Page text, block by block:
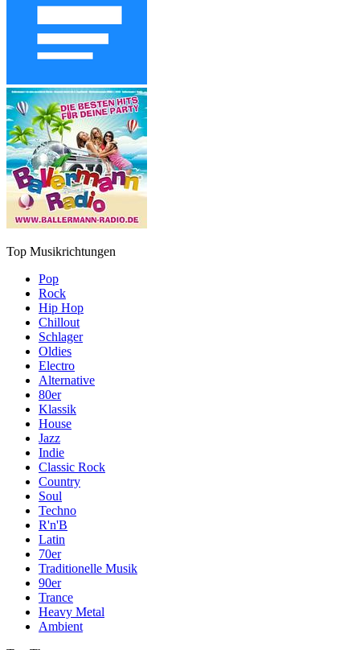
Top Musikrichtungen
Pop
Rock
Hip Hop
Chillout
Schlager
Oldies
Electro
Alternative
80er
Klassik
House
Jazz
Indie
Classic Rock
Country
Soul
Techno
R'n'B
Latin
70er
Traditionelle Musik
90er
Trance
Heavy Metal
Ambient